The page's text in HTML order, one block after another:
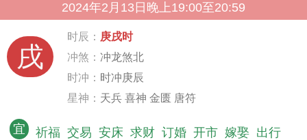
2024年2月13日晚上19:00至20:59
戌
时辰： 庚戌时
冲煞： 冲龙煞北
时冲： 时冲庚辰
星神： 天兵 喜神 金匮 唐符
宜 祈福 交易 安床 求财 订婚 开市 嫁娶 出行